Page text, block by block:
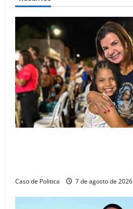
Caso de Politica 7 de agosto de 2026